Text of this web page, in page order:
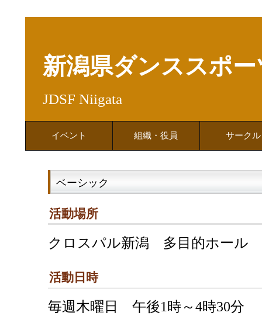
新潟県ダンススポ
JDSF Niigata
イベント 組織・役員 サークル
ベーシック
活動場所
クロスパル新潟 多目的ホール
活動日時
毎週木曜日 午後1時～4時30分